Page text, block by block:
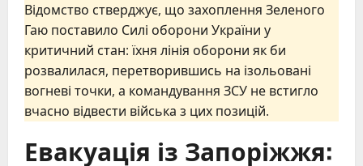
Відомство стверджує, що захоплення Зеленого
Гаю поставило Силі оборони України у
критичний стан: їхня лінія оборони як би
розвалилася, перетворившись на ізольовані
вогневі точки, а командування ЗСУ не встигло
вчасно відвести війська з цих позицій.
Евакуація із Запоріжжя: